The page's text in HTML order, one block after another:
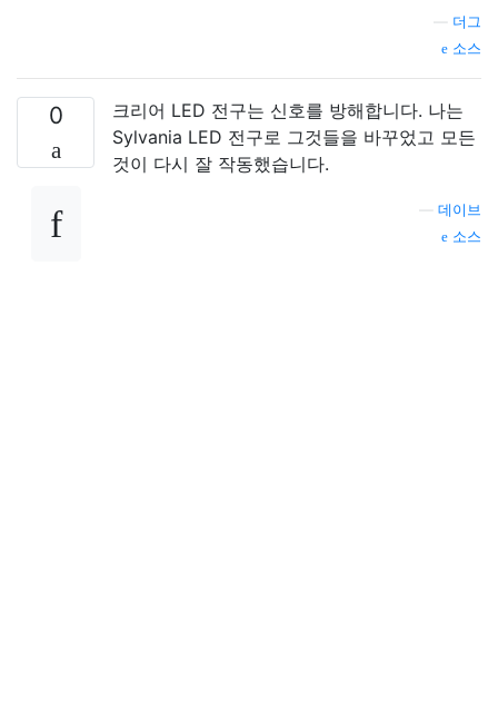
더그
소스
0
크리어 LED 전구는 신호를 방해합니다. 나는
Sylvania LED 전구로 그것들을 바꾸었고 모든
것이 다시 잘 작동했습니다.
데이브
소스